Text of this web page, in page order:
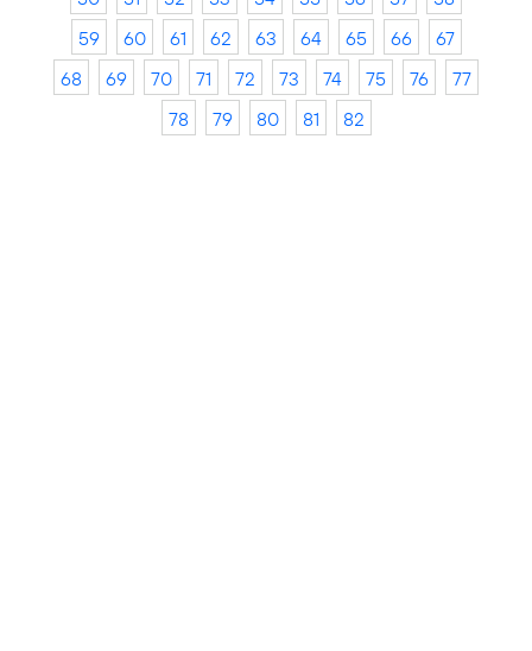
59
60 61 62 63 64 65 66
67
68
69 70 71 72 73 74 75 76
77
78
79 80 81 82